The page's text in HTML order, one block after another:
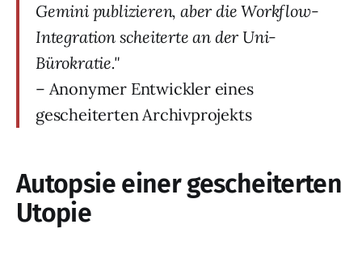
Gemini publizieren, aber die Workflow-
Integration scheiterte an der Uni-
Bürokratie."
– Anonymer Entwickler eines
gescheiterten Archivprojekts
Autopsie einer gescheiterten
Utopie